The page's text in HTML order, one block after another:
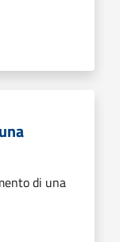
di una